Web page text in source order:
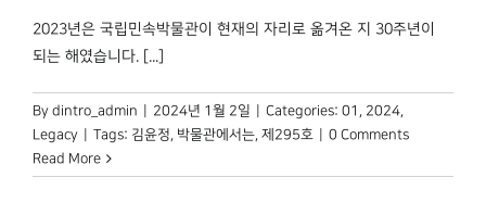
2023년은 국립민속박물관이 현재의 자리로 옮겨온 지 30주년이
되는 해였습니다. [...]
By dintro_admin 2024년 1월 2일 Categories: 01 , 2024,
Legacy
Tags: 김윤정, 박물관에서는, 제295호
0 Comments
Read More